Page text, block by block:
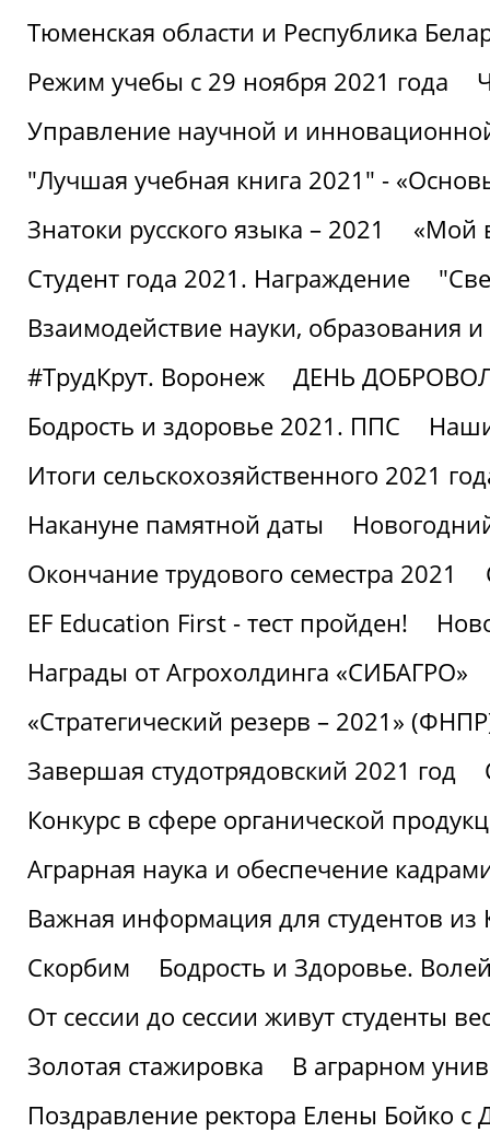
Тюменская области и Республика
Режим учебы с 29 ноября 2021 года
Управление научной и
"Лучшая учебная книга 2021" -
Знатоки русского языка – 2021
«Мой
Студент года 2021. Награждение
Взаимодействие науки, образования и
#ТрудКрут. Воронеж
ДЕНЬ
Бодрость и здоровье 2021. ППС
Итоги сельскохозяйственного 2021
Накануне памятной даты
Окончание трудового семестра 2021
EF Education First - тест пройден!
Награды от Агрохолдинга «СИБАГРО»
«Стратегический резерв – 2021»
Завершая студотрядовский 2021 год
Конкурс в сфере органической
Аграрная наука и обеспечение
Важная информация для студентов из
Скорбим
Бодрость и Здоровье.
От сессии до сессии живут студенты
Золотая стажировка
В аграрном
Поздравление ректора Елены Бойко с